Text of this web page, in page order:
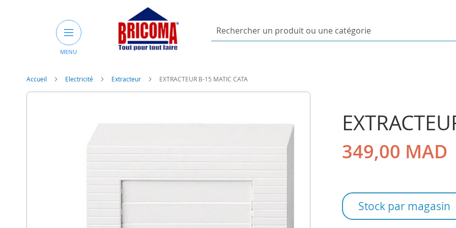
MENU
Rechercher
une
catégorie
Accueil Electricité Extracteur EXTRACTEUR B-15 MATIC CATA
349,00 MAD
Stock par magasin
Skip